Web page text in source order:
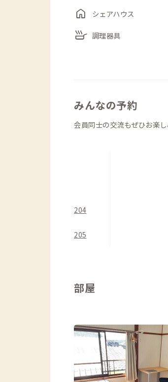
す。広々としたリビング
個室は2階にあります。
home シェアハウス
skillet 調理器具
みんなの予約
会員同士の交流もぜひお楽
204
205
部屋